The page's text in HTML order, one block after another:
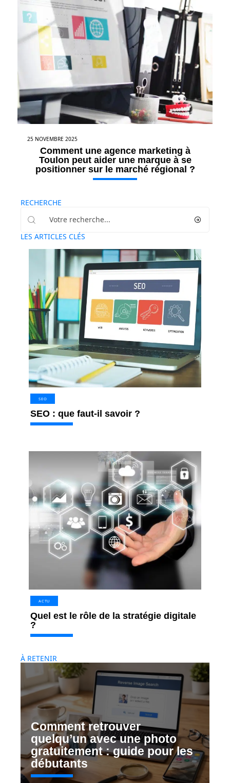
25 NOVEMBRE 2025
Comment une agence marketing à
Toulon peut aider une marque à se
positionner sur le marché régional ?
RECHERCHE
LES ARTICLES CLÉS
SEO
SEO : que faut-il savoir ?
ACTU
Quel est le rôle de la stratégie digitale
?
À RETENIR
Comment retrouver
quelqu’un avec une photo
gratuitement : guide pour les
débutants